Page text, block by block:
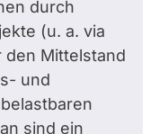
durch
(u. a. via
den Mittelstand
und
sind ein